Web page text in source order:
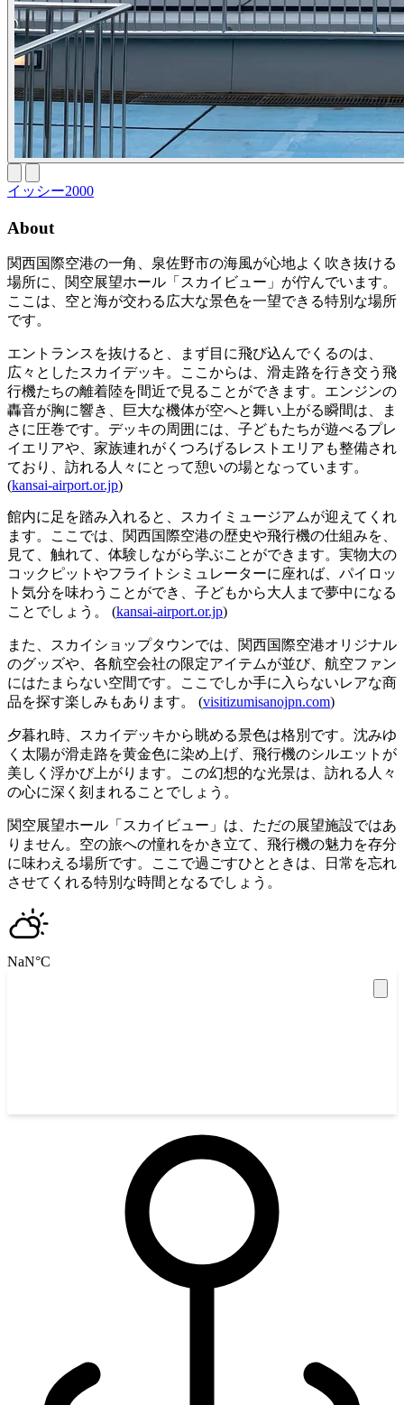
イッシー2000
About
関西国際空港の一角、泉佐野市の海風が心地よく吹き抜ける
場所に、関空展望ホール「スカイビュー」が佇んでいます。
ここは、空と海が交わる広大な景色を一望できる特別な場所
です。
エントランスを抜けると、まず目に飛び込んでくるのは、
広々としたスカイデッキ。ここからは、滑走路を行き交う飛
行機たちの離着陸を間近で見ることができます。エンジンの
轟音が胸に響き、巨大な機体が空へと舞い上がる瞬間は、ま
さに圧巻です。デッキの周囲には、子どもたちが遊べるプレ
イエリアや、家族連れがくつろげるレストエリアも整備され
ており、訪れる人々にとって憩いの場となっています。
(kansai-airport.or.jp)
館内に足を踏み入れると、スカイミュージアムが迎えてくれ
ます。ここでは、関西国際空港の歴史や飛行機の仕組みを、
見て、触れて、体験しながら学ぶことができます。実物大の
コックピットやフライトシミュレーターに座れば、パイロッ
ト気分を味わうことができ、子どもから大人まで夢中になる
ことでしょう。 (kansai-airport.or.jp)
また、スカイショップタウンでは、関西国際空港オリジナル
のグッズや、各航空会社の限定アイテムが並び、航空ファン
にはたまらない空間です。ここでしか手に入らないレアな商
品を探す楽しみもあります。 (visitizumisanojpn.com)
夕暮れ時、スカイデッキから眺める景色は格別です。沈みゆ
く太陽が滑走路を黄金色に染め上げ、飛行機のシルエットが
美しく浮かび上がります。この幻想的な光景は、訪れる人々
の心に深く刻まれることでしょう。
関空展望ホール「スカイビュー」は、ただの展望施設ではあ
りません。空の旅への憧れをかき立て、飛行機の魅力を存分
に味わえる場所です。ここで過ごすひとときは、日常を忘れ
させてくれる特別な時間となるでしょう。
NaN°C